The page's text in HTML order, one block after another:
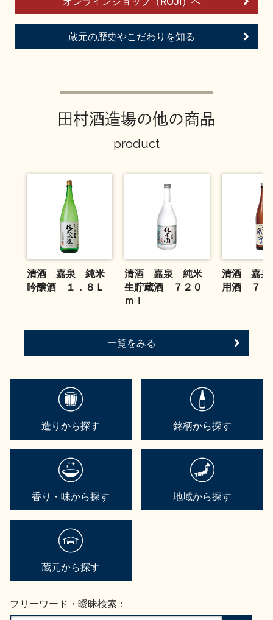
蔵元の歴史やこだわりを知る
田村酒造場の他の商品
product
清酒 嘉泉 純米
吟醸酒 １．８Ｌ
清酒 嘉泉 純米
生貯蔵酒 ７２０
ｍｌ
清酒 嘉
用酒 ７２
一覧をみる
造りから探す 銘柄から探す
香り・味から探す 地域から探す
蔵元から探す
フリーワード・曖昧検索：